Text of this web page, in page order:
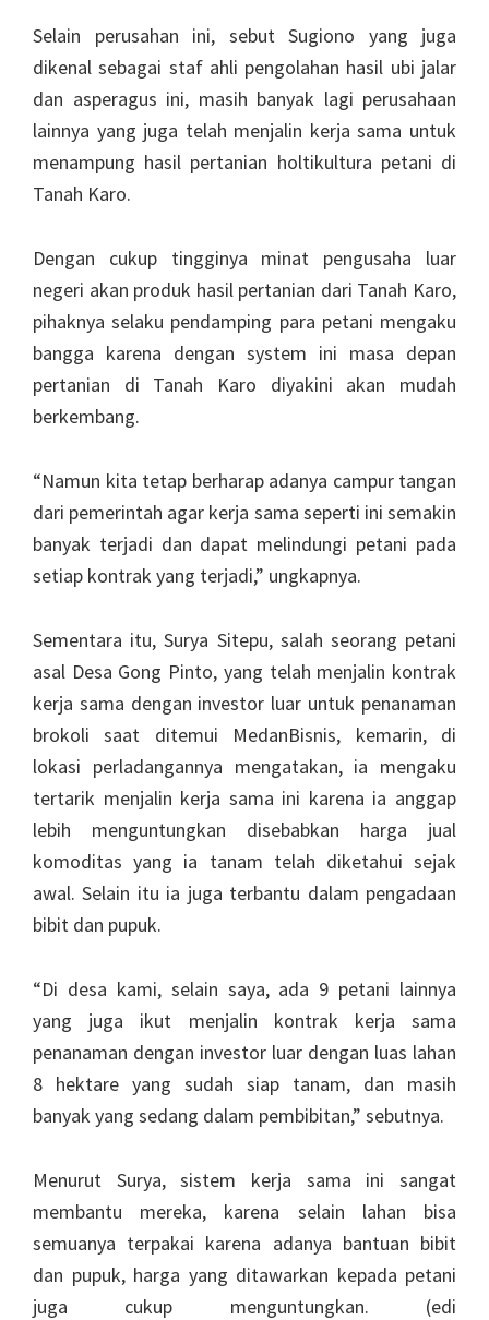
Selain perusahan ini, sebut Sugiono yang juga
dikenal sebagai staf ahli pengolahan hasil ubi jalar
dan asperagus ini, masih banyak lagi perusahaan
lainnya yang juga telah menjalin kerja sama untuk
menampung hasil pertanian holtikultura petani di
Tanah Karo.
Dengan cukup tingginya minat pengusaha luar
negeri akan produk hasil pertanian dari Tanah Karo,
pihaknya selaku pendamping para petani mengaku
bangga karena dengan system ini masa depan
pertanian di Tanah Karo diyakini akan mudah
berkembang.
“Namun kita tetap berharap adanya campur tangan
dari pemerintah agar kerja sama seperti ini semakin
banyak terjadi dan dapat melindungi petani pada
setiap kontrak yang terjadi,” ungkapnya.
Sementara itu, Surya Sitepu, salah seorang petani
asal Desa Gong Pinto, yang telah menjalin kontrak
kerja sama dengan investor luar untuk penanaman
brokoli saat ditemui MedanBisnis, kemarin, di
lokasi perladangannya mengatakan, ia mengaku
tertarik menjalin kerja sama ini karena ia anggap
lebih menguntungkan disebabkan harga jual
komoditas yang ia tanam telah diketahui sejak
awal. Selain itu ia juga terbantu dalam pengadaan
bibit dan pupuk.
“Di desa kami, selain saya, ada 9 petani lainnya
yang juga ikut menjalin kontrak kerja sama
penanaman dengan investor luar dengan luas lahan
8 hektare yang sudah siap tanam, dan masih
banyak yang sedang dalam pembibitan,” sebutnya.
Menurut Surya, sistem kerja sama ini sangat
membantu mereka, karena selain lahan bisa
semuanya terpakai karena adanya bantuan bibit
dan pupuk, harga yang ditawarkan kepada petani
juga cukup menguntungkan. (edi